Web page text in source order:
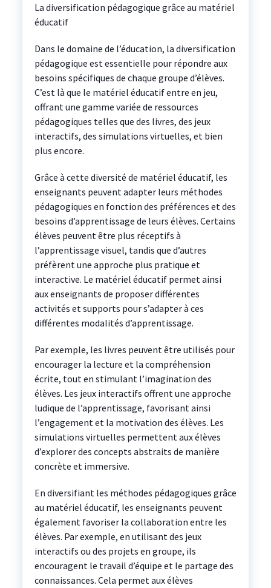
La diversification pédagogique grâce au matériel
éducatif
Dans le domaine de l’éducation, la diversification
pédagogique est essentielle pour répondre aux
besoins spécifiques de chaque groupe d’élèves.
C’est là que le matériel éducatif entre en jeu,
offrant une gamme variée de ressources
pédagogiques telles que des livres, des jeux
interactifs, des simulations virtuelles, et bien
plus encore.
Grâce à cette diversité de matériel éducatif, les
enseignants peuvent adapter leurs méthodes
pédagogiques en fonction des préférences et des
besoins d’apprentissage de leurs élèves. Certains
élèves peuvent être plus réceptifs à
l’apprentissage visuel, tandis que d’autres
préfèrent une approche plus pratique et
interactive. Le matériel éducatif permet ainsi
aux enseignants de proposer différentes
activités et supports pour s’adapter à ces
différentes modalités d’apprentissage.
Par exemple, les livres peuvent être utilisés pour
encourager la lecture et la compréhension
écrite, tout en stimulant l’imagination des
élèves. Les jeux interactifs offrent une approche
ludique de l’apprentissage, favorisant ainsi
l’engagement et la motivation des élèves. Les
simulations virtuelles permettent aux élèves
d’explorer des concepts abstraits de manière
concrète et immersive.
En diversifiant les méthodes pédagogiques grâce
au matériel éducatif, les enseignants peuvent
également favoriser la collaboration entre les
élèves. Par exemple, en utilisant des jeux
interactifs ou des projets en groupe, ils
encouragent le travail d’équipe et le partage des
connaissances. Cela permet aux élèves